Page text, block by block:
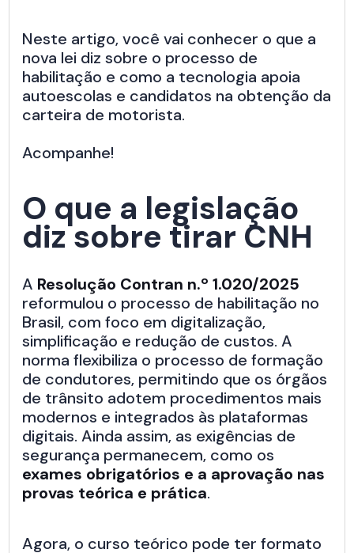
Neste artigo, você vai conhecer o que a
nova lei diz sobre o processo de
habilitação e como a tecnologia apoia
autoescolas e candidatos na obtenção da
carteira de motorista.
Acompanhe!
O que a legislação
diz sobre tirar CNH
A Resolução Contran n.º 1.020/2025
reformulou o processo de habilitação no
Brasil, com foco em digitalização,
simplificação e redução de custos. A
norma flexibiliza o processo de formação
de condutores, permitindo que os órgãos
de trânsito adotem procedimentos mais
modernos e integrados às plataformas
digitais. Ainda assim, as exigências de
segurança permanecem, como os
exames obrigatórios e a aprovação nas
provas teórica e prática.
Agora, o curso teórico pode ter formato